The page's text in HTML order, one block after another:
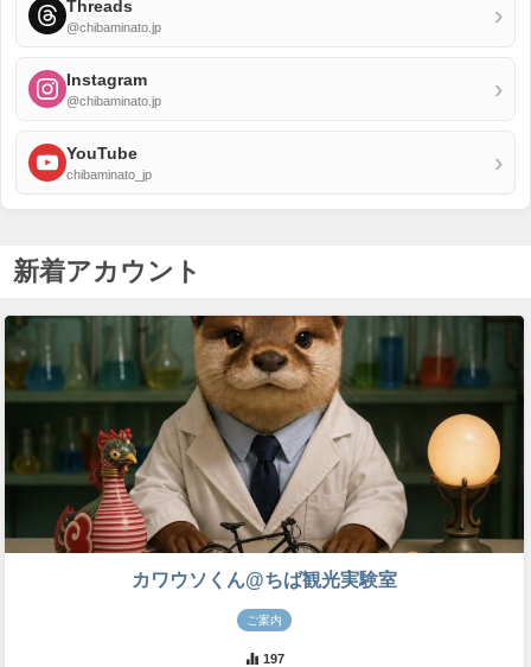
Threads
@chibaminato.jp ›
Instagram
@chibaminato.jp ›
YouTube
chibaminato_jp ›
新着アカウント
カワウソくん@ちば観光実験室
ご案内
197